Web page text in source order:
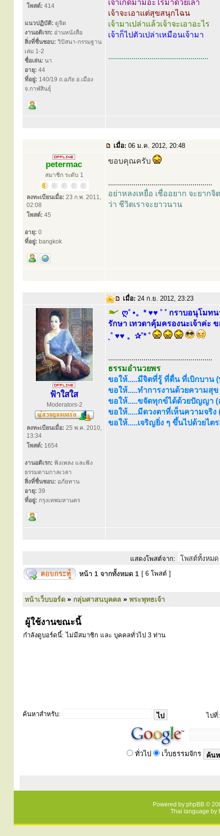
โพสต์: 414
แนวปฏิบัติ: ดูจิต
งานอดิเรก: อ่านหนังสือ
สิ่งที่ชื่นชอบ: วิปัสนา-กรรมฐาน
เล่ม 1-2
ชื่อเล่น: นา
อายุ: 44
ที่อยู่: 140/19 ถ.อภัย อ.เมือง
จ.กาฬสินธุ์
เจ้าเกิดมามีอะไรมาด้วยเล่า
เจ้าจะเอาแต่สุขสนุกไฉน
เจ้ามาเปล่าแล้วเจ้าจะเอาอะไร
เจ้าก็ไปตัวเปล่าเหมือนเจ้ามา
...................................................
เมื่อ: 06 ม.ค. 2012, 20:48
petermac
สมาชิก ระดับ 1
ลงทะเบียนเมื่อ: 23 ก.พ. 2011,
02:08
โพสต์: 45
อายุ: 0
ที่อยู่: bangkok
ขอบคุณครับ
.....................................................
อย่าหลงเหยื่อ เชื่ออยาก จะยาก
ว่า ชีวิตเราจะยาวนาน
เมื่อ: 24 ก.ย. 2012, 23:23
ฟ้าใสใส
Moderators-2
ลงทะเบียนเมื่อ: 25 พ.ค. 2010,
13:34
โพสต์: 1654
งานอดิเรก: ฟังเพลง และฟัง
ธรรมตามกาลเวลา
สิ่งที่ชื่นชอบ: อภัยทาน
อายุ: 39
ที่อยู่: กรุงเทพมหานคร
ღ˚ •。* ♥♥ ˚ ˚ กราบอนุโม
รักษา เทวดาคุ้มครองนะเจ้าค่ะ
˛˚ ♥♥ 。✰˚* ˚
.....................................................
ธรรมอำนวยพร
ขอให้.....มีจิตที่รู้ ที่ตื่น ที่เบิกบาน
ขอให้.....ทำการงานด้วยความสุ
ขอให้.....ขจัดทุกข์ได้ด้วยปัญญา (
ขอให้.....มีดวงตาที่เห็นความจริ
ขอให้.....เจริญยิ่ง ๆ ขึ้นไปด้วยไ
แสดงโพสต์จาก:
หน้า 1 จากทั้งหมด 1 [ 6 โพสต์ ]
หน้าเว็บบอร์ด » กลุ่มศาสนบุคคล » พระพุทธเจ้า
ผู้ใช้งานขณะนี้
กำลังดูบอร์ดนี้: ไม่มีสมาชิก และ บุคคลทั่วไป 3 ท่าน
ค้นหาสำหรับ: ไปที่:
ทั่วไป เว็บธรรมจักร
Powered by phpBB ©
Thai language by